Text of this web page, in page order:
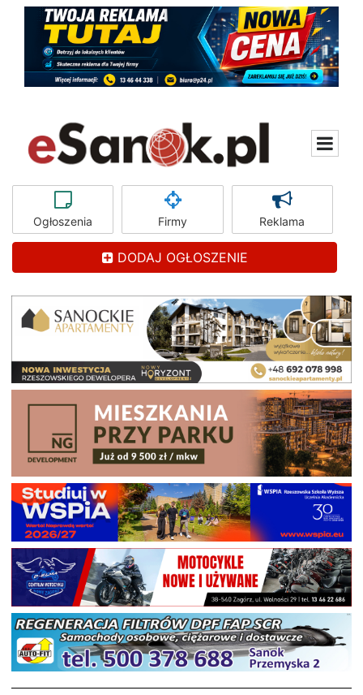
Ogłoszenia Firmy Reklama
DODAJ OGŁOSZENIE